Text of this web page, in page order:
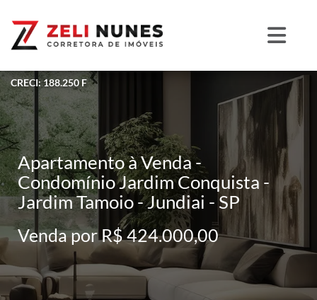
CRECI: 188.250 F
Apartamento à Venda -
Condomínio Jardim Conquista -
Jardim Tamoio - Jundiai - SP
Venda por R$ 424.000,00